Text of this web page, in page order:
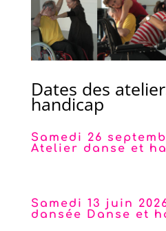
Dates des
handicap
Samedi 26
Atelier danse et
Samedi 13 juin
dansée Danse et